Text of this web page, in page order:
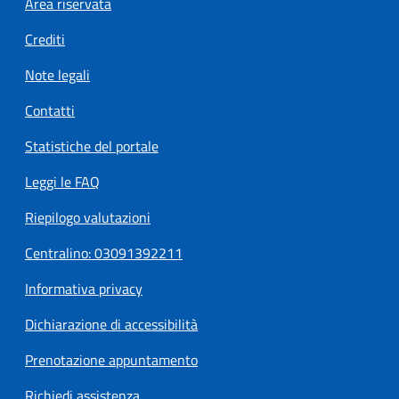
Crediti
Note legali
Contatti
Statistiche del portale
Leggi le FAQ
Riepilogo valutazioni
Centralino: 03091392211
Informativa privacy
Dichiarazione di accessibilità
Prenotazione appuntamento